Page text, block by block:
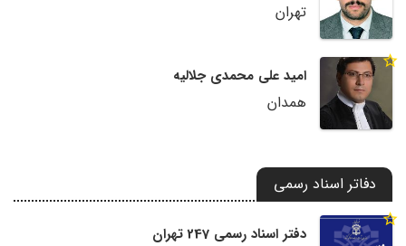
تهران
امید علی محمدی جلالیه
همدان
دفاتر اسناد رسمی
دفتر اسناد رسمی 247 تهران